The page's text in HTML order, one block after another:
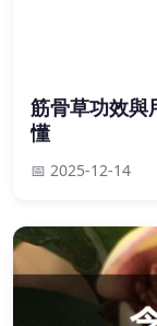
筋骨草功效與
懂
📅 2025-12-14